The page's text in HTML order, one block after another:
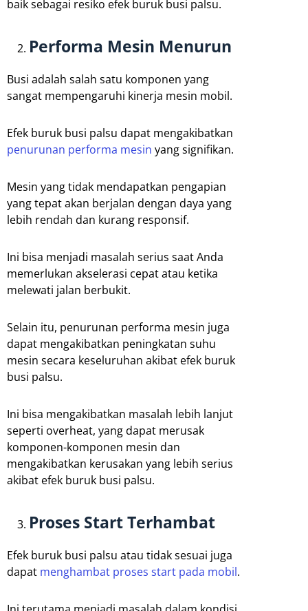
baik sebagai resiko efek buruk busi palsu.
Performa Mesin Menurun
Busi adalah salah satu komponen yang
sangat mempengaruhi kinerja mesin mobil.
Efek buruk busi palsu dapat mengakibatkan
penurunan performa mesin yang signifikan.
Mesin yang tidak mendapatkan pengapian
yang tepat akan berjalan dengan daya yang
lebih rendah dan kurang responsif.
Ini bisa menjadi masalah serius saat Anda
memerlukan akselerasi cepat atau ketika
melewati jalan berbukit.
Selain itu, penurunan performa mesin juga
dapat mengakibatkan peningkatan suhu
mesin secara keseluruhan akibat efek buruk
busi palsu.
Ini bisa mengakibatkan masalah lebih lanjut
seperti overheat, yang dapat merusak
komponen-komponen mesin dan
mengakibatkan kerusakan yang lebih serius
akibat efek buruk busi palsu.
Proses Start Terhambat
Efek buruk busi palsu atau tidak sesuai juga
dapat menghambat proses start pada mobil.